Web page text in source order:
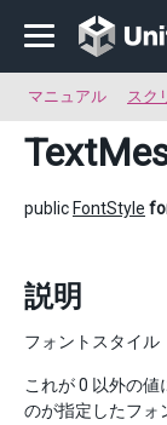
マニュアル スク
public FontStyle
説明
フォントスタイル
これが 0 以外の
のが指定したフォ